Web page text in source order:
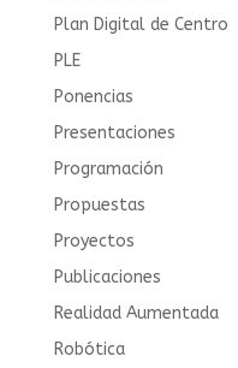
Plan Digital de Centro
PLE
Ponencias
Presentaciones
Programación
Propuestas
Proyectos
Publicaciones
Realidad Aumentada
Robótica